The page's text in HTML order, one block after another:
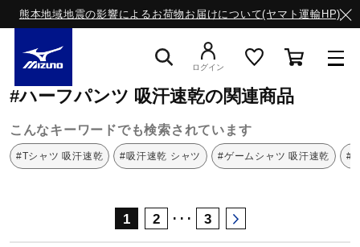
熊本地域地震の影響によるお荷物お届けについて(ヤマト運輸HP)
ライフスタイルウエア
ランニング
ログイン
ミズノ公式オンライン 吸汗速乾
#ハーフパンツ 吸汗速乾の関連商品
こんなキーワードでも検索されています
#Tシャツ 吸汗速乾 #吸汗速乾 シャツ #ゲームシャツ 吸汗速乾 #
1 2 ･･･ 3